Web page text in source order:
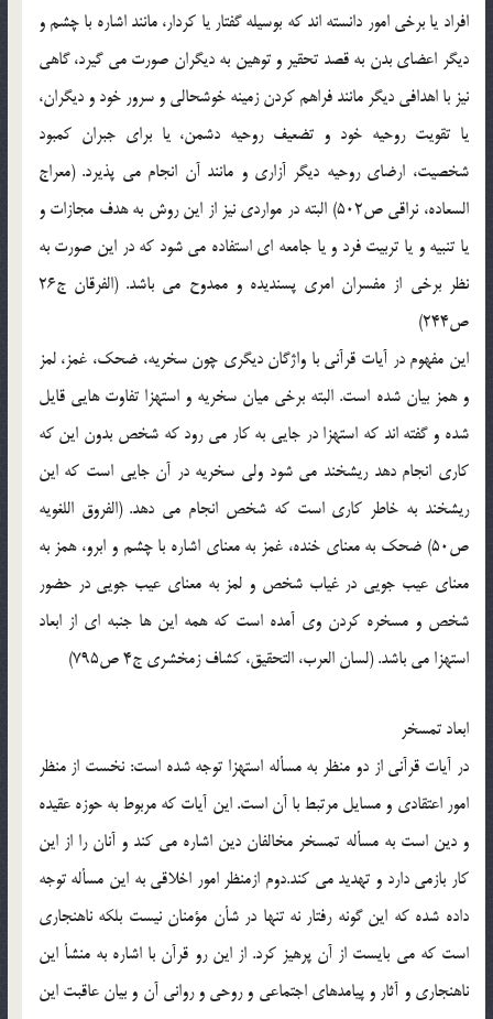
افراد يا برخي امور دانسته اند كه بوسيله گفتار يا كردار، مانند اشاره با چشم و
ديگر اعضاي بدن به قصد تحقير و توهين به ديگران صورت مي گيرد، گاهي
نيز با اهدافي ديگر مانند فراهم كردن زمينه خوشحالي و سرور خود و ديگران،
يا تقويت روحيه خود و تضعيف روحيه دشمن، يا براي جبران كمبود
شخصيت، ارضاي روحيه ديگر آزاري و مانند آن انجام مي پذيرد. (معراج
السعاده، نراقي ص502) البته در مواردي نيز از اين روش به هدف مجازات و
يا تنبيه و يا تربيت فرد و يا جامعه اي استفاده مي شود كه در اين صورت به
نظر برخي از مفسران امري پسنديده و ممدوح مي باشد. (الفرقان ج26
ص244)
اين مفهوم در آيات قرآني با واژگان ديگري چون سخريه، ضحك، غمز، لمز
و همز بيان شده است. البته برخي ميان سخريه و استهزا تفاوت هايي قايل
شده و گفته اند كه استهزا در جايي به كار مي رود كه شخص بدون اين كه
كاري انجام دهد ريشخند مي شود ولي سخريه در آن جايي است كه اين
ريشخند به خاطر كاري است كه شخص انجام مي دهد. (الفروق اللغويه
ص50) ضحك به معناي خنده، غمز به معناي اشاره با چشم و ابرو، همز به
معناي عيب جويي در غياب شخص و لمز به معناي عيب جويي در حضور
شخص و مسخره كردن وي آمده است كه همه اين ها جنبه اي از ابعاد
استهزا مي باشد. (لسان العرب، التحقيق، كشاف زمخشري ج4 ص795)
ابعاد تمسخر
در آيات قرآني از دو منظر به مسأله استهزا توجه شده است: نخست از منظر
امور اعتقادي و مسايل مرتبط با آن است. اين آيات كه مربوط به حوزه عقيده
و دين است به مسأله تمسخر مخالفان دين اشاره مي كند و آنان را از اين
كار بازمي دارد و تهديد مي كند.دوم ازمنظر امور اخلاقي به اين مسأله توجه
داده شده كه اين گونه رفتار نه تنها در شأن مؤمنان نيست بلكه ناهنجاري
است كه مي بايست از آن پرهيز كرد. از اين رو قرآن با اشاره به منشأ اين
ناهنجاري و آثار و پيامدهاي اجتماعي و روحي و رواني آن و بيان عاقبت اين